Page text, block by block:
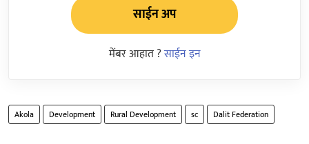
साईन अप
मेंबर आहात ?साईन इन
Akola Development Rural Development sc Dalit Federation